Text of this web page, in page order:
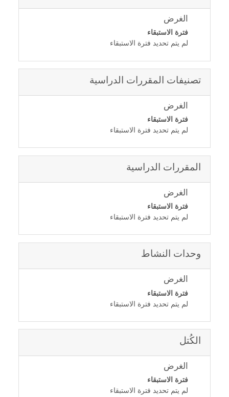
الغرض
فترة الاستبقاء
لم يتم تحديد فترة الاستبقاء
تصنيفات المقررات الدراسية
الغرض
فترة الاستبقاء
لم يتم تحديد فترة الاستبقاء
المقررات الدراسية
الغرض
فترة الاستبقاء
لم يتم تحديد فترة الاستبقاء
وحدات النشاط
الغرض
فترة الاستبقاء
لم يتم تحديد فترة الاستبقاء
الكُتل
الغرض
فترة الاستبقاء
لم يتم تحديد فترة الاستبقاء